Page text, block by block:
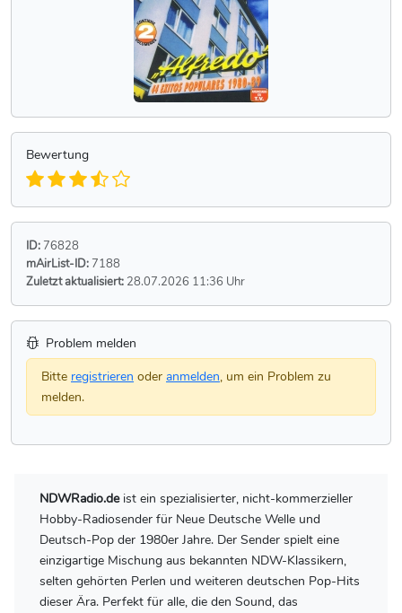
Bewertung
ID: 76828
mAirList-ID: 7188
Zuletzt aktualisiert: 28.07.2026 11:36 Uhr
Problem melden
Bitte registrieren oder anmelden, um ein Problem zu
melden.
NDWRadio.deist ein spezialisierter, nicht-kommerzieller
Hobby-Radiosender für Neue Deutsche Welle und
Deutsch-Pop der 1980er Jahre. Der Sender spielt eine
einzigartige Mischung aus bekannten NDW-Klassikern,
selten gehörten Perlen und weiteren deutschen Pop-Hits
dieser Ära. Perfekt für alle, die den Sound, das